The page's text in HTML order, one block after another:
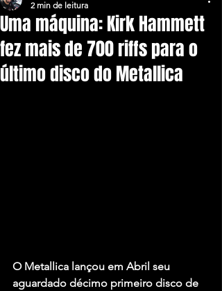
Uma máquina: Kirk Hammett
fez mais de 700 riffs para o
último disco do Metallica
2 min de leitura
O Metallica lançou em Abril seu
aguardado décimo primeiro disco de